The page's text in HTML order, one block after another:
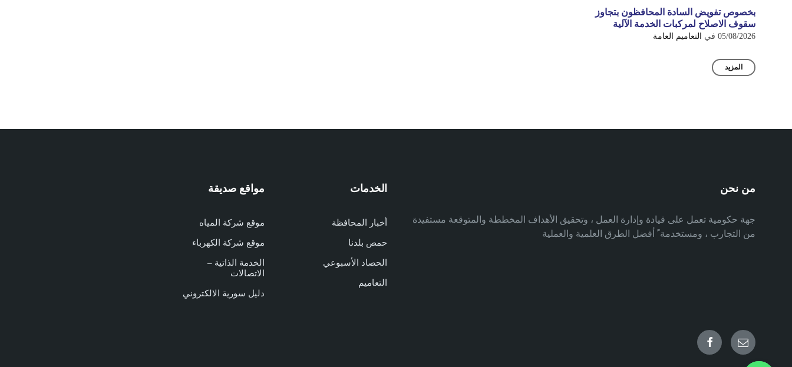
بخصوص تفويض السادة المحافظون بتجاوز
سقوف الاصلاح لمركبات الخدمة الآلية
05/08/2026 في التعاميم العامة
المزيد
من نحن
جهة حكومية تعمل على قيادة وإدارة العمل ، وتحقيق الأهداف المخططة والمتوقعة مستفيدة
من التجارب ، ومستخدمة ً أفضل الطرق العلمية والعملية
الخدمات
أخبار المحافظة
حمص بلدنا
الحصاد الأسبوعي
التعاميم
مواقع صديقة
موقع شركة المياه
موقع شركة الكهرباء
الخدمة الذاتية –
الاتصالات
دليل سورية الالكتروني
Email
Facebook